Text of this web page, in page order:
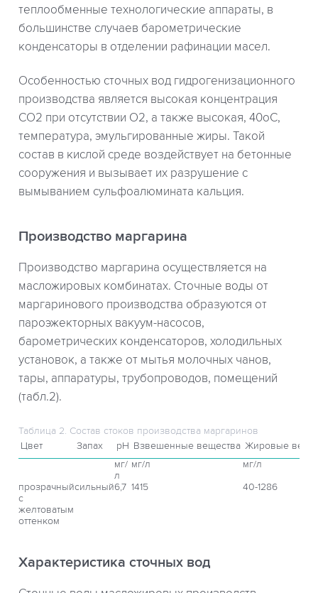
теплообменные технологические аппараты, в
большинстве случаев барометрические
конденсаторы в отделении рафинации масел.
Особенностью сточных вод гидрогенизационного
производства является высокая концентрация
СО2 при отсутствии О2, а также высокая, 40оС,
температура, эмульгированные жиры. Такой
состав в кислой среде воздействует на бетонные
сооружения и вызывает их разрушение с
вымыванием сульфоалюмината кальция.
Производство маргарина
Производство маргарина осуществляется на
масложировых комбинатах. Сточные воды от
маргаринового производства образуются от
пароэжекторных вакуум-насосов,
барометрических конденсаторов, холодильных
установок, а также от мытья молочных чанов,
тары, аппаратуры, трубопроводов, помещений
(табл.2).
Таблица 2. Состав стоков производства маргаринов
Цвет
Запах рН Взвешенные вещества Жировые
мг/
л
мг/л
мг/л
прозрачный
с
желтоватым
оттенком
сильный6,7 1415 40-1286
Характеристика сточных вод